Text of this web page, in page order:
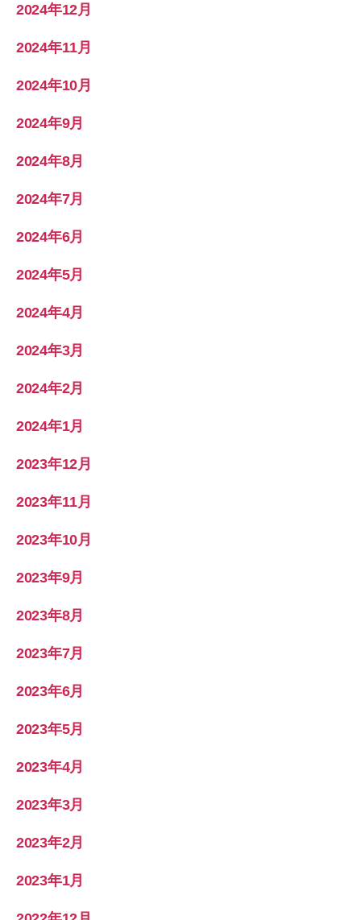
2024年12月
2024年11月
2024年10月
2024年9月
2024年8月
2024年7月
2024年6月
2024年5月
2024年4月
2024年3月
2024年2月
2024年1月
2023年12月
2023年11月
2023年10月
2023年9月
2023年8月
2023年7月
2023年6月
2023年5月
2023年4月
2023年3月
2023年2月
2023年1月